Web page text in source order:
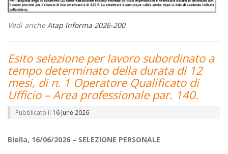
Vedi anche Atap Informa 2026-200
Esito selezione per lavoro subordinato a
tempo determinato della durata di 12
mesi, di n. 1 Operatore Qualificato di
Ufficio – Area professionale par. 140.
Pubblicato il 16 June 2026
Biella, 16/06/2026 – SELEZIONE PERSONALE